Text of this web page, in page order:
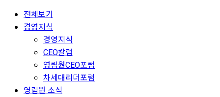
전체보기
경영지식
경영지식
CEO칼럼
영림원CEO포럼
차세대리더포럼
영림원 소식